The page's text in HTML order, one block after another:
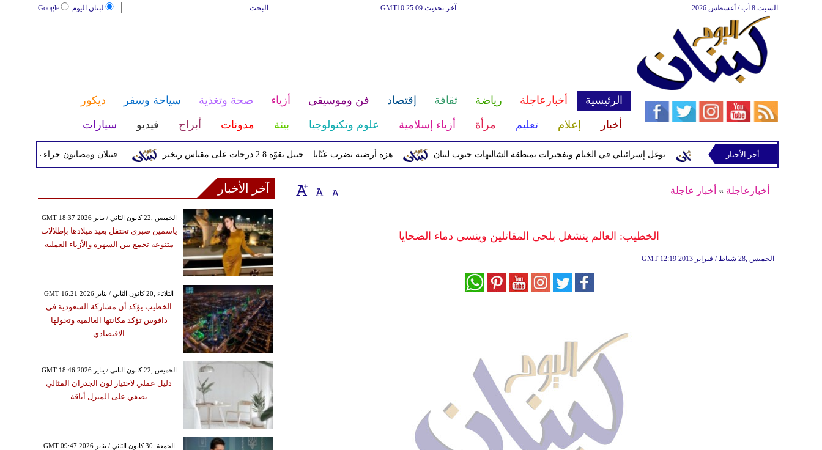
لبنان اليوم Google البحث آخر تحديث GMT10:25:09 السبت 8 آب / أغسطس 2026
الرئيسية أخبارعاجلة رياضة ثقافة إقتصاد فن وموسيقى أزياء صحة وتغذية سياحة وسفر
ديكور
أخبار
إعلام تعليم مرأة أزياء إسلامية علوم وتكنولوجيا بيئة مدونات أبراج فيديو سيارات
قتيلان ومصابون جراء 14 غارة إسرائيلية على شرق وجنوب لبنان هزة أرضية تضرب عنّايا – جبيل بقوّة 2.8 درجات على مقياس ريختر توغل إسرائيلي في الخيام وتفجيرات بمنطقة الشاليهات جنوب لبنان في رب ثلاثين
أخر الأخبار
أخبارعاجلة » أخبار عاجلة
الخطيب: العالم ينشغل بلحى المقاتلين وينسى دماء الضحايا‏
GMT 12:19 2013 الخميس ,28 شباط / فبراير
آخر الأخبار
GMT 18:37 2026 الخميس ,22 كانون الثاني / يناير
ياسمين صبري تحتفل بعيد ميلادها بإطلالات
متنوعة تجمع بين السهرة والأزياء العملية
GMT 16:21 2026 الثلاثاء ,20 كانون الثاني / يناير
الخطيب يؤكد أن مشاركة السعودية في
دافوس تؤكد مكانتها العالمية وتحولها
الاقتصادي
GMT 18:46 2026 الخميس ,22 كانون الثاني / يناير
دليل عملي لاختيار لون الجدران المثالي
يضفي على المنزل أناقة
GMT 09:47 2026 الجمعة ,30 كانون الثاني / يناير